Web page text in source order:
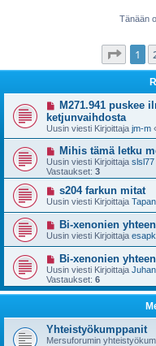
Tänään
Sivu /
1
M271.941 puskee
ketjunvaihdosta
Uusin viesti Kirjoittaja jm-m
Mihis tämä letku
Uusin viesti Kirjoittaja slsl77
Vastaukset: 3
s204 farkun mitat
Uusin viesti Kirjoittaja
Bi-xenonien
Uusin viesti Kirjoittaja esapk
Bi-xenonien
Uusin viesti Kirjoittaja
Vastaukset: 6
Yhteistyökumppanit
Mersuforumin